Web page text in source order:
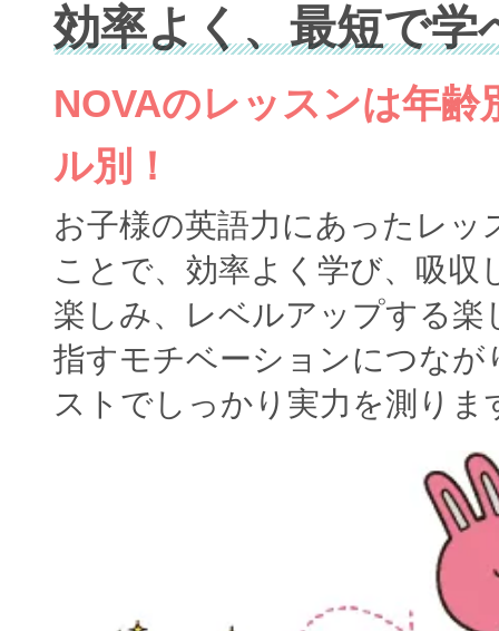
効率よく、最短で学
NOVAのレッスンは年齢
ル別！
お子様の英語力にあったレッ
ことで、効率よく学び、吸収
楽しみ、レベルアップする楽
指すモチベーションにつなが
ストでしっかり実力を測りま